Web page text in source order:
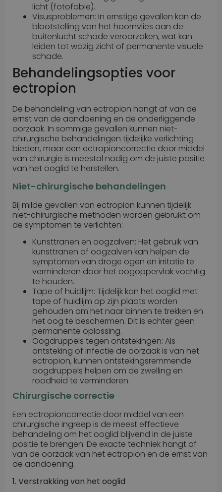
licht (fotofobie).
Visusproblemen: In ernstige gevallen kan de
blootstelling van het hoornvlies aan de
buitenlucht schade veroorzaken, wat kan
leiden tot wazig zicht of permanente visuele
schade.
Behandelingsopties voor
ectropion
De behandeling van ectropion hangt af van de
ernst van de aandoening en de onderliggende
oorzaak. In sommige gevallen kunnen niet-
chirurgische behandelingen tijdelijke verlichting
bieden, maar een ectropioncorrectie door middel
van chirurgie is meestal nodig om de juiste positie
van het ooglid te herstellen.
Niet-chirurgische behandelingen
Bij milde gevallen van ectropion kunnen tijdelijk
niet-chirurgische methoden worden gebruikt om
de symptomen te verlichten:
Kunsttranen en oogzalven: Het gebruik van
kunsttranen of oogzalven kan helpen de
symptomen van droge ogen en irritatie te
verminderen door het oogoppervlak vochtig
te houden.
Tape of huidlijm: Tijdelijk kan het ooglid met
tape of huidlijm op zijn plaats worden
gehouden om het naar binnen te trekken en
het oog te beschermen. Dit is echter geen
permanente oplossing.
Oogdruppels tegen ontstekingen: Als
ontsteking of infectie de oorzaak is van het
ectropion, kunnen ontstekingsremmende
oogdruppels helpen om de zwelling en
roodheid te verminderen.
Chirurgische correctie
Een ectropioncorrectie door middel van een
chirurgische ingreep is de meest effectieve
behandeling om het ooglid blijvend in de juiste
positie te brengen. De exacte techniek hangt af
van de oorzaak van het ectropion en de ernst van
de aandoening.
1. Verstrakking van het ooglid